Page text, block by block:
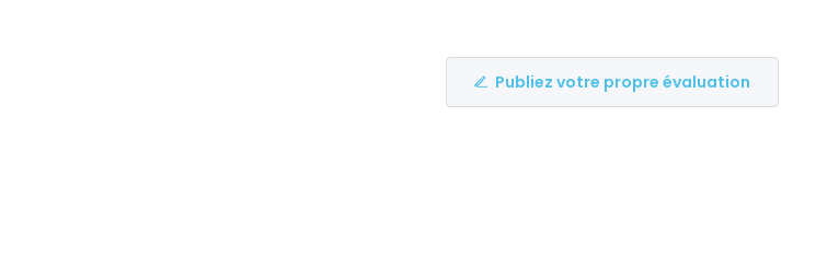
Publiez votre propre évaluation